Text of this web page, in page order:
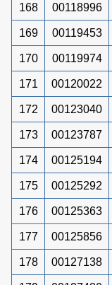
168 00118996
169 00119453
170 00119974
171 00120022
172 00123040
173 00123787
174 00125194
175 00125292
176 00125363
177 00125856
178 00127138